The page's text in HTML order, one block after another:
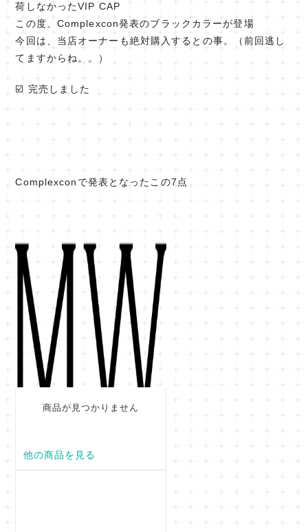
荷しなかったVIP CAP
この度、Complexcon発表のブラックカラーが登場
今回は、当店オーナーも絶対購入するとの事。（前回逃し
てますからね。。）
☑️ 完売しました
Complexconで発表となったこの7点